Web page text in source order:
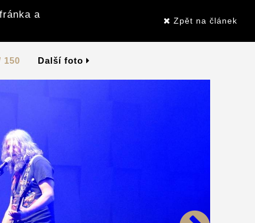
a
Zpět na článek
150 Další foto